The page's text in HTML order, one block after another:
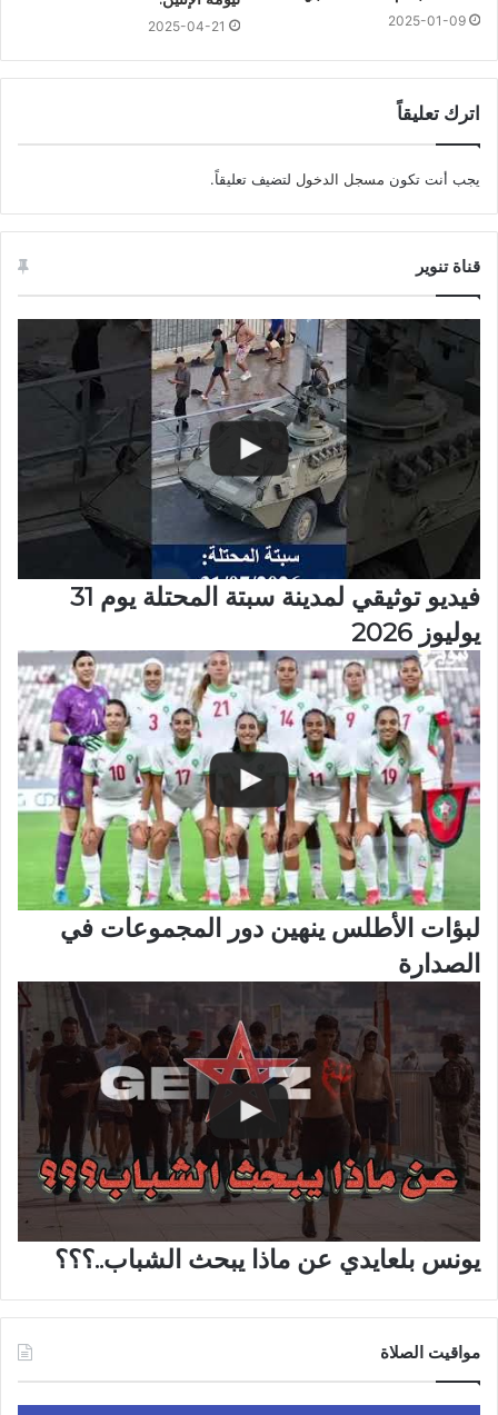
2025-01-09
2025-04-21
اترك تعليقاً
يجب أنت تكون مسجل الدخول لتضيف تعليقاً.
قناة تنوير
فيديو توثيقي لمدينة سبتة المحتلة يوم 31
يوليوز 2026
لبؤات الأطلس ينهين دور المجموعات في
الصدارة
يونس بلعايدي عن ماذا يبحث الشباب..؟؟؟
مواقيت الصلاة